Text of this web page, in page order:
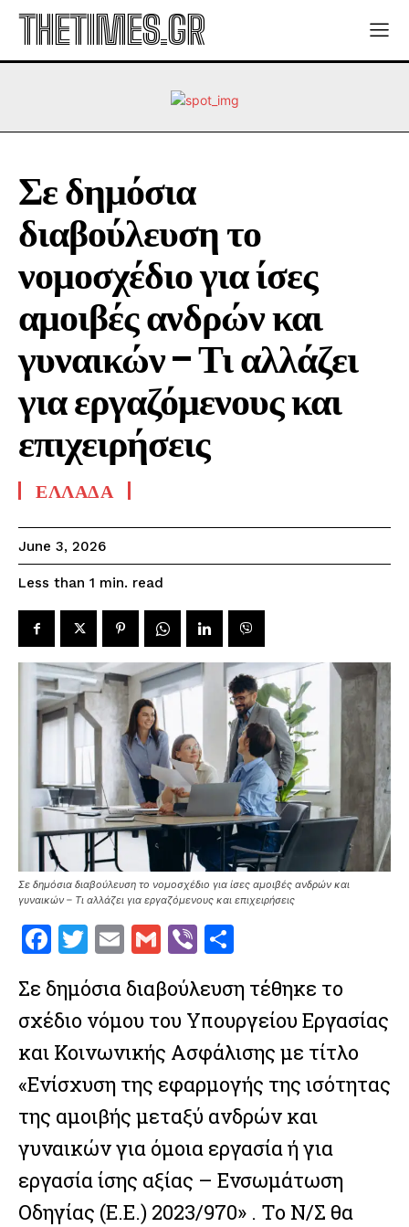
THETIMES.GR
Σε δημόσια
διαβούλευση το
νομοσχέδιο για ίσες
αμοιβές ανδρών και
γυναικών – Τι αλλάζει
για εργαζόμενους και
επιχειρήσεις
ΕΛΛΑΔΑ
June 3, 2026
Less than 1 min. read
Σε δημόσια διαβούλευση το νομοσχέδιο για ίσες αμοιβές ανδρών και
γυναικών – Τι αλλάζει για εργαζόμενους και επιχειρήσεις
F
ce
b
o
o
k
T
it
te
r
E
ai
l
G
ai
l
V
er ar
e
Σε δημόσια διαβούλευση τέθηκε το
σχέδιο νόμου του Υπουργείου Εργασίας
και Κοινωνικής Ασφάλισης με τίτλο
«Ενίσχυση της εφαρμογής της ισότητας
της αμοιβής μεταξύ ανδρών και
γυναικών για όμοια εργασία ή για
εργασία ίσης αξίας – Ενσωμάτωση
Οδηγίας (Ε.Ε.) 2023/970» . Το Ν/Σ θα